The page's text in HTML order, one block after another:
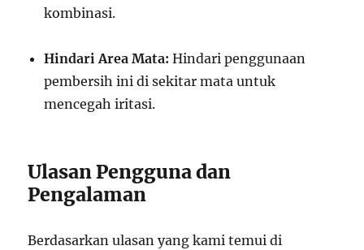
kombinasi.
Hindari Area Mata: Hindari penggunaan
pembersih ini di sekitar mata untuk
mencegah iritasi.
Ulasan Pengguna dan
Pengalaman
Berdasarkan ulasan yang kami temui di